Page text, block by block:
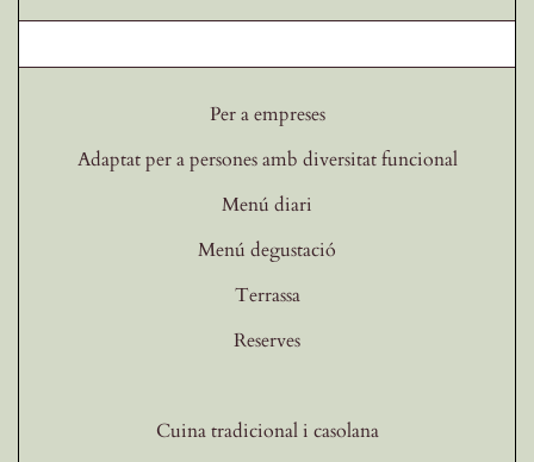
Per a empreses
Adaptat per a persones amb diversitat funcional
Menú diari
Menú degustació
Terrassa
Reserves
Cuina tradicional i casolana